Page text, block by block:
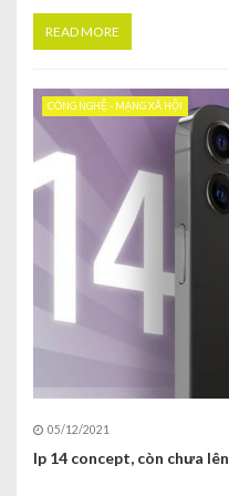
READ MORE
CÔNG NGHỆ - MẠNG XÃ HỘI
05/12/2021
Ip 14 concept, còn chưa